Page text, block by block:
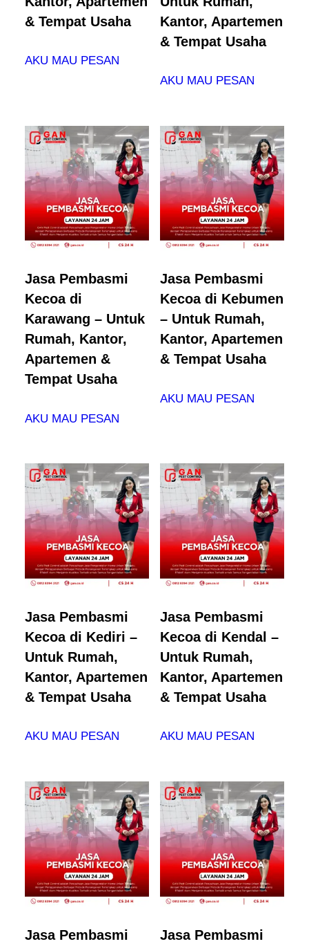
& Tempat Usaha
AKU MAU PESAN
Kantor, Apartemen
& Tempat Usaha
AKU MAU PESAN
Jasa Pembasmi
Kecoa di
Karawang – Untuk
Rumah, Kantor,
Apartemen &
Tempat Usaha
AKU MAU PESAN
Jasa Pembasmi
Kecoa di Kebumen
– Untuk Rumah,
Kantor, Apartemen
& Tempat Usaha
AKU MAU PESAN
Jasa Pembasmi
Kecoa di Kediri –
Untuk Rumah,
Kantor, Apartemen
& Tempat Usaha
AKU MAU PESAN
Jasa Pembasmi
Kecoa di Kendal –
Untuk Rumah,
Kantor, Apartemen
& Tempat Usaha
AKU MAU PESAN
Jasa Pembasmi
Jasa Pembasmi